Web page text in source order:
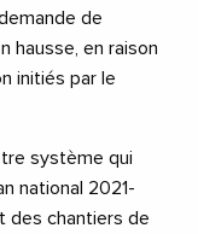
de
hausse, en raison
initiés par le
système qui
national 2021-
des chantiers de